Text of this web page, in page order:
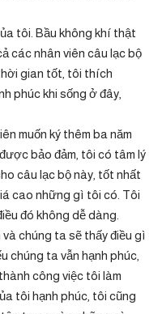
tôi. Bầu không khí thật
các nhân viên câu lạc bộ
gian tốt, tôi thích
phúc khi sống ở đây,
muốn ký thêm ba năm
bảo đảm, tôi có tâm lý
câu lạc bộ này, tốt nhất
cao những gì tôi có. Tôi
đó không dễ dàng.
chúng ta sẽ thấy điều gì
chúng ta vẫn hạnh phúc,
công việc tôi làm
tôi hạnh phúc, tôi cũng